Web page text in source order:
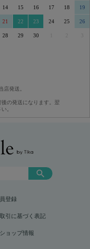
14 15 16 17 18 19
21 22 23 24 25 26
28 29 30 3
店発送。
の発送になります。翌
。
登録
引に基づく表記
ョップ情報